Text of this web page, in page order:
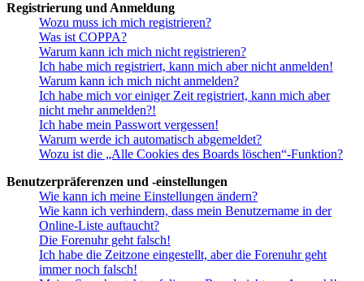
Registrierung und Anmeldung
Wozu muss ich mich registrieren?
Was ist COPPA?
Warum kann ich mich nicht registrieren?
Ich habe mich registriert, kann mich aber nicht anmelden!
Warum kann ich mich nicht anmelden?
Ich habe mich vor einiger Zeit registriert, kann mich aber
nicht mehr anmelden?!
Ich habe mein Passwort vergessen!
Warum werde ich automatisch abgemeldet?
Wozu ist die „Alle Cookies des Boards löschen“-Funktion?
Benutzerpräferenzen und -einstellungen
Wie kann ich meine Einstellungen ändern?
Wie kann ich verhindern, dass mein Benutzername in der
Online-Liste auftaucht?
Die Forenuhr geht falsch!
Ich habe die Zeitzone eingestellt, aber die Forenuhr geht
immer noch falsch!